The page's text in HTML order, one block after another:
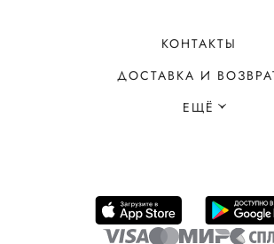
КОНТАКТЫ
ДОСТАВКА И
ЕЩЁ